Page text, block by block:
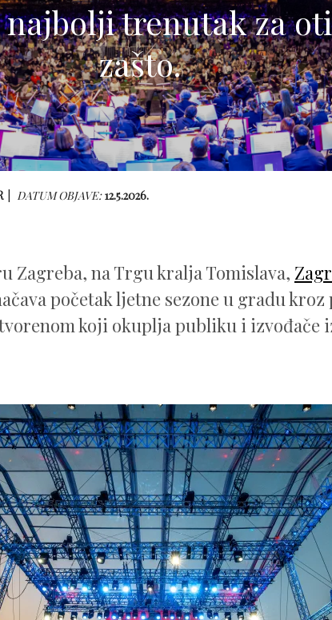
trenutak za
zašto.
DATUM OBJAVE:12.5.2026.
Zagreba, na Trgu kralja Tomislava,
početak ljetne sezone u gradu
koji okuplja publiku i izvođače